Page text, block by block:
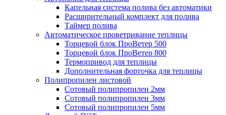
Капельная система полива без автоматики
Расширительный комплект для полива
Таймер полива
Автоматическое проветривание теплицы
Торцевой блок ПроВетер 500
Торцевой блок ПроВетер 800
Термопривод для теплицы
Дополнительная форточка для теплицы
Полипропилен листовой
Сотовый полипропилен 2мм
Сотовый полипропилен 3мм
Сотовый полипропилен 5мм